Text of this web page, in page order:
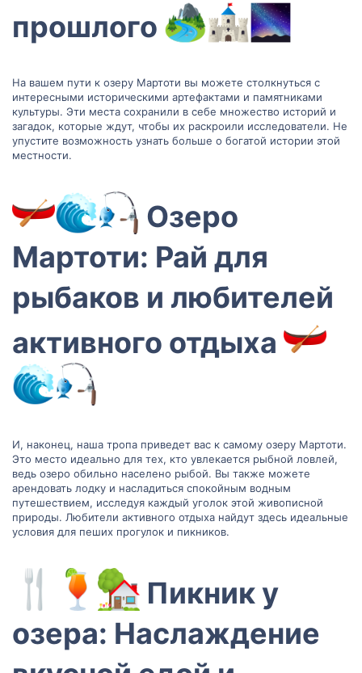
прошлого
На вашем пути к озеру Мартоти вы можете столкнуться с
интересными историческими артефактами и памятниками
культуры. Эти места сохранили в себе множество историй и
загадок, которые ждут, чтобы их раскроили исследователи. Не
упустите возможность узнать больше о богатой истории этой
местности.
Озеро
Мартоти: Рай для
рыбаков и любителей
активного отдыха
И, наконец, наша тропа приведет вас к самому озеру Мартоти.
Это место идеально для тех, кто увлекается рыбной ловлей,
ведь озеро обильно населено рыбой. Вы также можете
арендовать лодку и насладиться спокойным водным
путешествием, исследуя каждый уголок этой живописной
природы. Любители активного отдыха найдут здесь идеальные
условия для пеших прогулок и пикников.
Пикник у
озера: Наслаждение